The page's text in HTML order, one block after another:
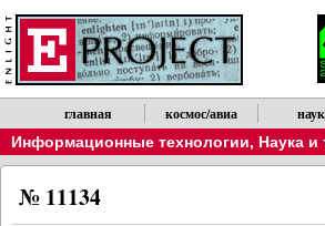
главная космос/авиа
Информационные технологии, Наука и
№ 11134